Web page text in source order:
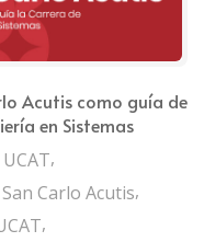
Acutis como guía de
en Sistemas
UCAT,
San Carlo Acutis,
,